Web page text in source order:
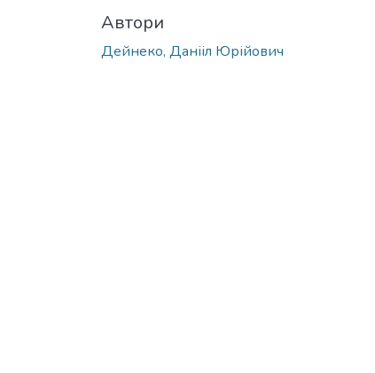
Автори
Дейнеко, Данііл Юрійович